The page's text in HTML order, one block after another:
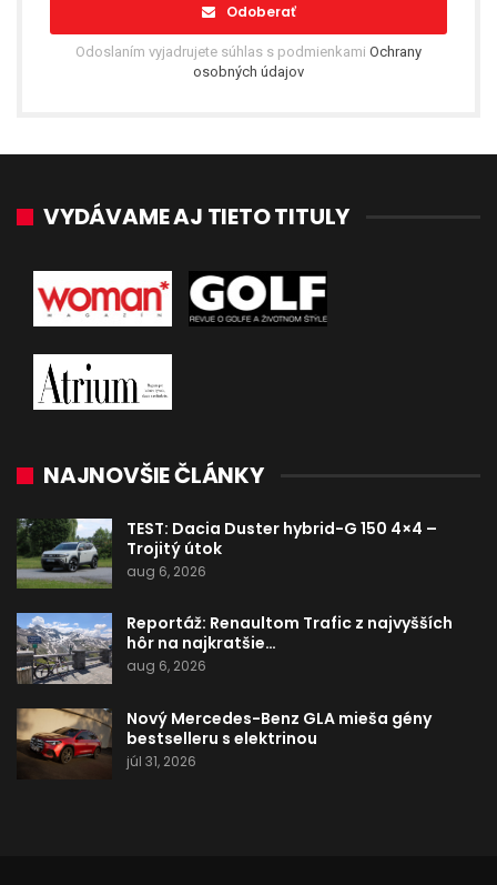
Odoberať
Odoslaním vyjadrujete súhlas s podmienkami Ochrany
osobných údajov
VYDÁVAME AJ TIETO TITULY
NAJNOVŠIE ČLÁNKY
TEST: Dacia Duster hybrid-G 150 4×4 –
Trojitý útok
aug 6, 2026
Reportáž: Renaultom Trafic z najvyšších
hôr na najkratšie…
aug 6, 2026
Nový Mercedes-Benz GLA mieša gény
bestselleru s elektrinou
júl 31, 2026